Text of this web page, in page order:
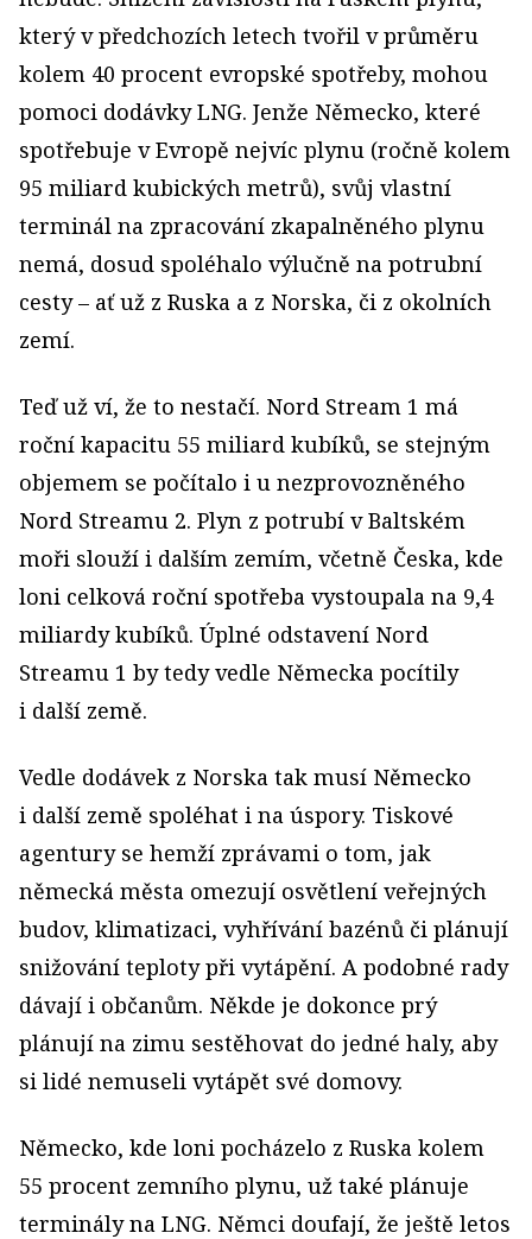
který v předchozích letech tvořil v průměru
kolem 40 procent evropské spotřeby, mohou
pomoci dodávky LNG. Jenže Německo, které
spotřebuje v Evropě nejvíc plynu (ročně kolem
95 miliard kubických metrů), svůj vlastní
terminál na zpracování zkapalněného plynu
nemá, dosud spoléhalo výlučně na potrubní
cesty – ať už z Ruska a z Norska, či z okolních
zemí.
Teď už ví, že to nestačí. Nord Stream 1 má
roční kapacitu 55 miliard kubíků, se stejným
objemem se počítalo i u nezprovozněného
Nord Streamu 2. Plyn z potrubí v Baltském
moři slouží i dalším zemím, včetně Česka, kde
loni celková roční spotřeba vystoupala na 9,4
miliardy kubíků. Úplné odstavení Nord
Streamu 1 by tedy vedle Německa pocítily
i další země.
Vedle dodávek z Norska tak musí Německo
i další země spoléhat i na úspory. Tiskové
agentury se hemží zprávami o tom, jak
německá města omezují osvětlení veřejných
budov, klimatizaci, vyhřívání bazénů či plánují
snižování teploty při vytápění. A podobné rady
dávají i občanům. Někde je dokonce prý
plánují na zimu sestěhovat do jedné haly, aby
si lidé nemuseli vytápět své domovy.
Německo, kde loni pocházelo z Ruska kolem
55 procent zemního plynu, už také plánuje
terminály na LNG. Němci doufají, že ještě letos